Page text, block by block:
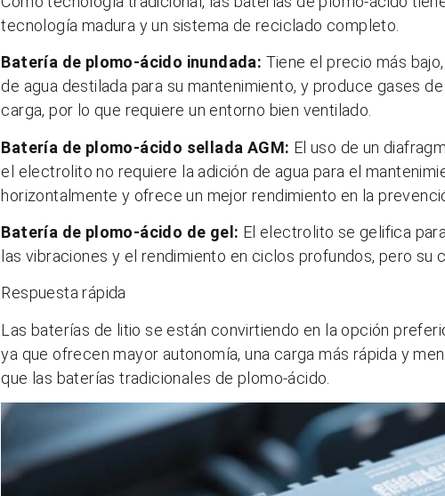
tecnología madura y un sistema de reciclado completo.
Batería de plomo-ácido inundada: Tiene el precio más
de agua destilada para su mantenimiento, y produce gases
carga, por lo que requiere un entorno bien ventilado.
Batería de plomo-ácido sellada AGM: El uso de un
el electrolito no requiere la adición de agua para el
horizontalmente y ofrece un mejor rendimiento en la
Batería de plomo-ácido de gel: El electrolito se gelifica
las vibraciones y el rendimiento en ciclos profundos, pero su
Respuesta rápida
Las baterías de litio se están convirtiendo en la opción
ya que ofrecen mayor autonomía, una carga más rápida y
que las baterías tradicionales de plomo-ácido.